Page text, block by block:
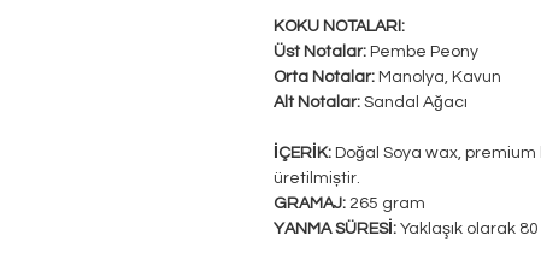
KOKU NOTALARI:
Üst Notalar: Pembe Peony
Orta Notalar: Manolya, Kavun
Alt Notalar: Sandal Ağacı
İÇERİK: Doğal Soya wax,
üretilmiștir.
GRAMAJ: 265 gram
YANMA SÜRESİ: Yaklaşık olarak